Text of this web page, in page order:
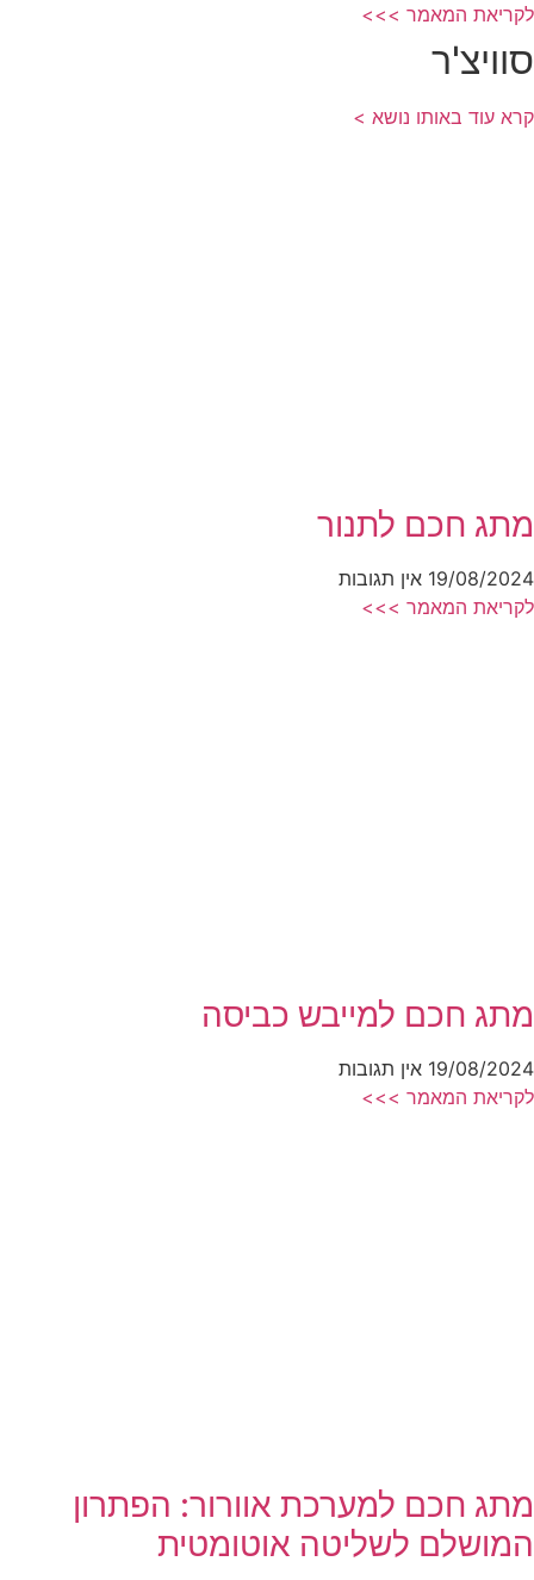
לקריאת המאמר >>>
סוויצ'ר
קרא עוד באותו נושא >
מתג חכם לתנור
19/08/2024 אין תגובות
לקריאת המאמר >>>
מתג חכם למייבש כביסה
19/08/2024 אין תגובות
לקריאת המאמר >>>
מתג חכם למערכת אוורור: הפתרון
המושלם לשליטה אוטומטית